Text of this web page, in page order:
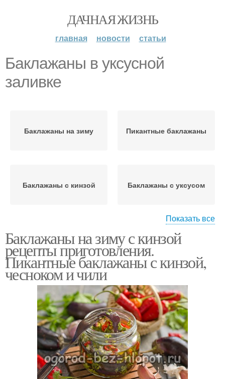
ДАЧНАЯ ЖИЗНЬ
главная новости статьи
Баклажаны в уксусной
заливке
Баклажаны на зиму Пикантные баклажаны
Баклажаны с кинзой Баклажаны с уксусом
руку
Баклажаны с
помидорами
Салат с баклажанами Жареные баклажаны
Баклажаны с чесноком Запеченные баклажаны
Показать все
Баклажаны на зиму с кинзой
рецепты приготовления.
Пикантные баклажаны с кинзой,
чесноком и чили